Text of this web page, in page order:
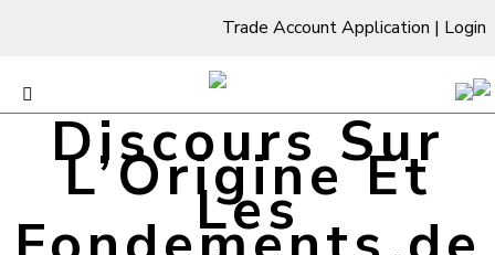
Trade Account Application | Login
Discours Sur
L’Origine Et
Les